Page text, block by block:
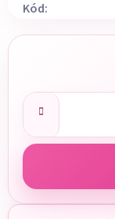
Kód: